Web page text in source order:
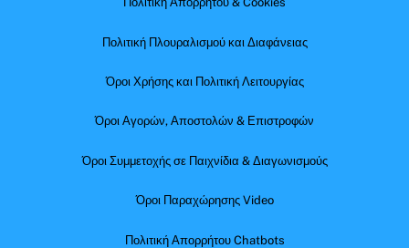
Πολιτική Πλουραλισμού και Διαφάνειας
Όροι Χρήσης και Πολιτική Λειτουργίας
Όροι Αγορών, Αποστολών & Επιστροφών
Όροι Συμμετοχής σε Παιχνίδια & Διαγωνισμούς
Όροι Παραχώρησης Video
Πολιτική Απορρήτου Chatbots